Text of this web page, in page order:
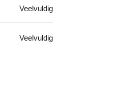
Veelvuldig
Veelvuldig